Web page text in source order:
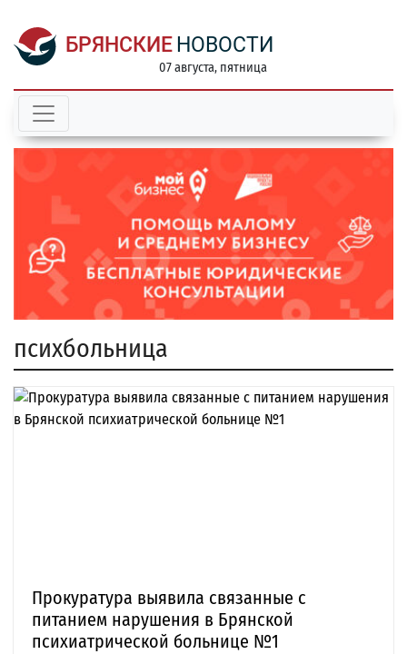
БРЯНСКИЕ НОВОСТИ
07 августа, пятница
психбольница
Прокуратура выявила связанные с
питанием нарушения в Брянской
психиатрической больнице №1